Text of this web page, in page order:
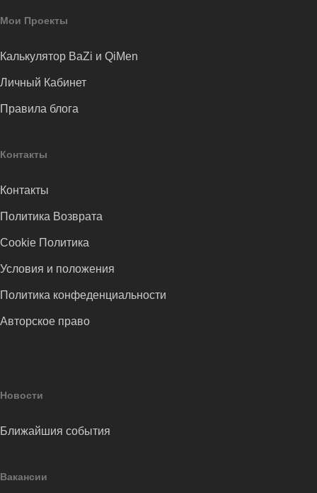
Мои Проекты
Калькулятор BaZi и QiMen
Личный Кабинет
Правила блога
Контакты
Контакты
Политика Возврата
Cookie Политика
Условия и положения
Политика конфеденциальности
Авторское право
Новости
Ближайшия события
Вакансии